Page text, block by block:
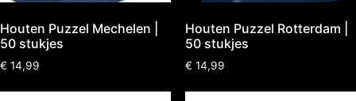
Houten Puzzel Mechelen |
50 stukjes
€ 14,99
Houten Puzzel Rotterdam |
50 stukjes
€ 14,99